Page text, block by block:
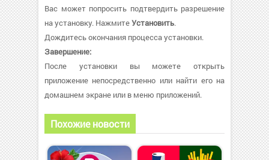
Вас может попросить подтвердить разрешение
на установку. НажмитеУстановить.
Дождитесь окончания процесса установки.
Завершение:
После установки вы можете открыть
приложение непосредственно или найти его на
домашнем экране или в меню приложений.
Похожие новости